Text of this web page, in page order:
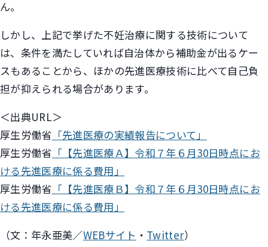
ん。
しかし、上記で挙げた不妊治療に関する技術について
は、条件を満たしていれば自治体から補助金が出るケー
スもあることから、ほかの先進医療技術に比べて自己負
担が抑えられる場合があります。
＜出典URL＞
厚生労働省 「先進医療の実績報告について」
厚生労働省 「【先進医療Ａ】令和７年６月30日時点にお
ける先進医療に係る費用」
厚生労働省 「【先進医療Ｂ】令和７年６月30日時点にお
ける先進医療に係る費用」
（文：年永亜美／WEBサイト ・ Twitter）